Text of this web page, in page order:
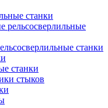
станки
рельсосверлильные
станки
станки
стыков